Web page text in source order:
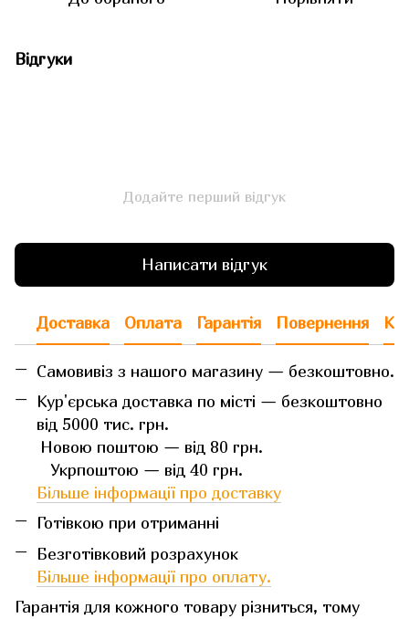
Відгуки
Додайте перший відгук
Написати відгук
Доставка Оплата Гарантія Повернення
Самовивіз з нашого магазину — безкоштовно.
Кур'єрська доставка по місті — безкоштовно
від 5000 тис. грн.
Новою поштою — від 80 грн.
Укрпоштою — від 40 грн.
Більше інформації про доставку
Готівкою при отриманні
Безготівковий розрахунок
Більше інформації про оплату.
Гарантія для кожного товару різниться, тому